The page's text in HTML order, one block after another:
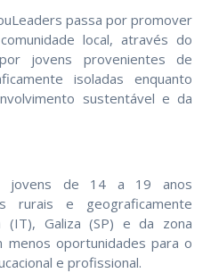
passa por promover
local, através do
jovens provenientes de
isoladas enquanto
sustentável e da
jovens de 14 a 19 anos
rurais e geograficamente
(IT), Galiza (SP) e da zona
menos oportunidades para o
e profissional.